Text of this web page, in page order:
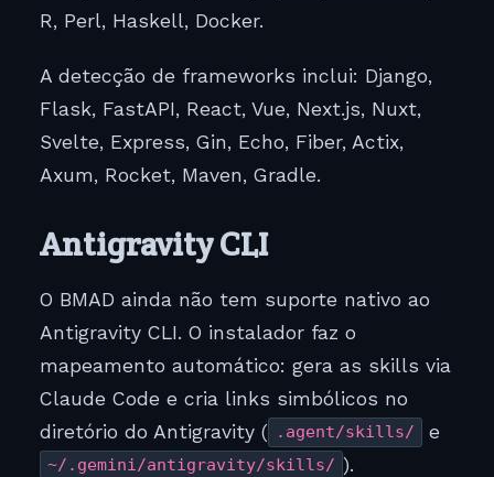
R, Perl, Haskell, Docker.
A detecção de frameworks inclui: Django,
Flask, FastAPI, React, Vue, Next.js, Nuxt,
Svelte, Express, Gin, Echo, Fiber, Actix,
Axum, Rocket, Maven, Gradle.
Antigravity CLI
O BMAD ainda não tem suporte nativo ao
Antigravity CLI. O instalador faz o
mapeamento automático: gera as skills via
Claude Code e cria links simbólicos no
diretório do Antigravity (
.agent/skills/ e
~/.gemini/antigravity/skills/ ).